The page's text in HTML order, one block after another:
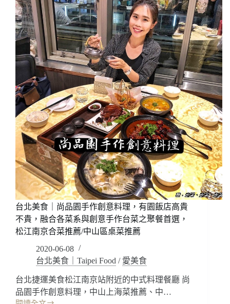
台北美食｜尚品園手作創意料理，有園飯店高貴
不貴，融合各菜系與創意手作台菜之聚餐首選，
松江南京合菜推薦/中山區桌菜推薦
2020-06-08
台北美食｜Taipei Food / 愛美食
台北捷運美食松江南京站附近的中式料理餐廳 尚
品園手作創意料理，中山上海菜推薦、中…